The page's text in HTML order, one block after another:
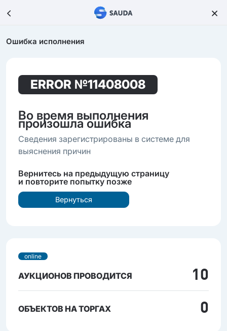
Ошибка исполнения
ERROR №11408008
Во время выполнения
произошла ошибка
Сведения зарегистрированы в системе для
выяснения причин
Вернитесь на предыдущую страницу
и повторите попытку позже
Вернуться
online
АУКЦИОНОВ ПРОВОДИТСЯ 10
ОБЪЕКТОВ НА ТОРГАХ 0